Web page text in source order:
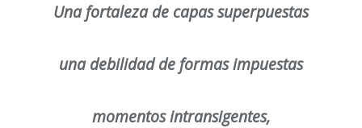
Una fortaleza de capas superpuestas
una debilidad de formas impuestas
momentos intransigentes,